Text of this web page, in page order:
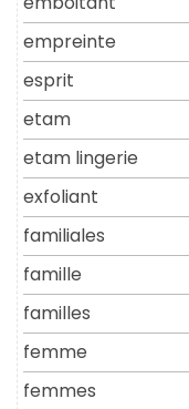
empreinte
esprit
etam
etam lingerie
exfoliant
familiales
famille
familles
femme
femmes